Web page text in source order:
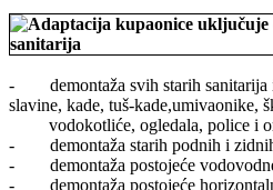
- demontaža svih starih sanitarija i
slavine, kade, tuš-kade,umivaonike,
vodokotliće, ogledala, police i
- demontaža starih podnih i
- demontaža postojeće
- demontaža postojeće